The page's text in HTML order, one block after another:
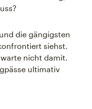
die gängigsten
siehst.
nicht damit.
ultimativ